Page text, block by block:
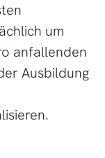
um
anfallenden
Ausbildung